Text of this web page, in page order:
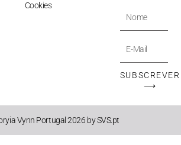
Cookies
Nome
E-
Mail
SUBSCREVER
⟶
Vynn Portugal 2026 by SVS.pt